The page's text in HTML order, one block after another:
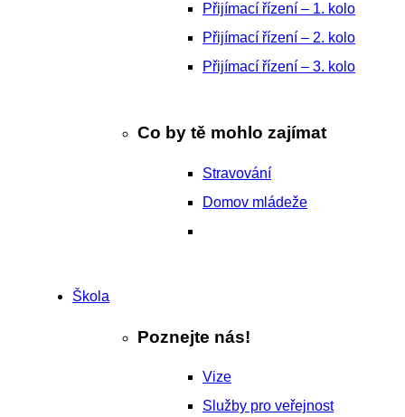
Přijímací řízení – 1. kolo
Přijímací řízení – 2. kolo
Přijímací řízení – 3. kolo
Co by tě mohlo zajímat
Stravování
Domov mládeže
Škola
Poznejte nás!
Vize
Služby pro veřejnost